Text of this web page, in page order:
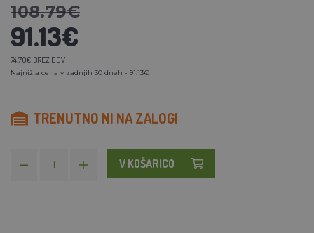
108.79€
91.13€
74.70€ BREZ DDV
Najnižja cena v zadnjih 30 dneh - 91.13€
TRENUTNO NI NA ZALOGI
V KOŠARICO